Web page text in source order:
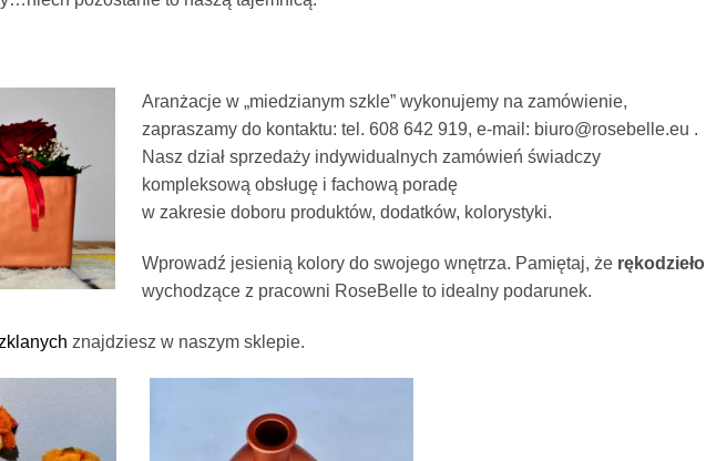
Aranżacje w „miedzianym szkle” wykonujemy na zamówienie,
zapraszamy do kontaktu: tel. 608 642 919, e-mail: biuro@rosebelle.eu .
Nasz dział sprzedaży indywidualnych zamówień świadczy
kompleksową obsługę i fachową poradę
w zakresie doboru produktów, dodatków, kolorystyki.
Wprowadź jesienią kolory do swojego wnętrza. Pamiętaj, że rękodzieło
wychodzące z pracowni RoseBelle to idealny podarunek.
znajdziesz w naszym sklepie.